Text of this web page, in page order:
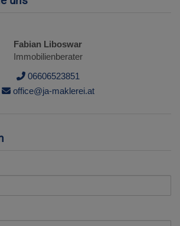
Fabian Liboswar
Immobilienberater
06606523851
office@ja-maklerei.at